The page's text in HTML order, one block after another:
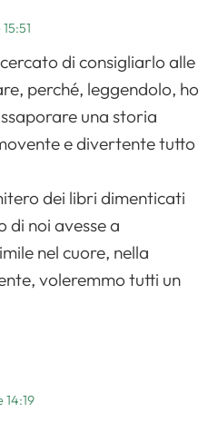
di consigliarlo alle
perché, leggendolo, ho
una storia
e divertente tutto
dei libri dimenticati
di noi avesse a
nel cuore, nella
voleremmo tutti un
14:19